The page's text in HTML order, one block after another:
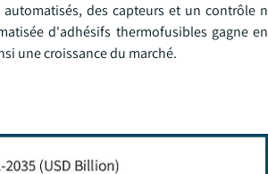
des capteurs et un contrôle
d'adhésifs thermofusibles gagne
une croissance du marché.